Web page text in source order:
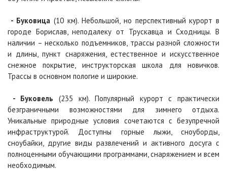
- Буковица (10 км). Небольшой, но перспективный курорт в
городе Борислав, неподалеку от Трускавца и Сходницы. В
наличии – несколько подъемников, трассы разной сложности
и длины, пункт снаряжения, естественное и искусственное
снежное покрытие, инструкторская школа для новичков.
Трассы в основном пологие и широкие.
- Буковель (235 км). Популярный курорт с практически
безграничными возможностями для зимнего отдыха.
Уникальные природные условия сочетаются с безупречной
инфраструктурой. Доступны горные лыжи, сноуборды,
сноубайки, другие виды развлечений и активного досуга с
полноценными обучающими программами, снаряжением и всем
необходимым.